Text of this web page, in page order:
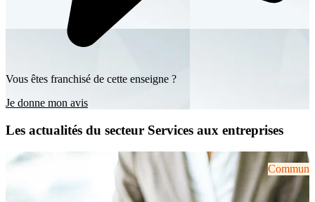
Vous êtes franchisé de cette enseigne ?
Je donne mon avis
Les actualités du secteur Services aux entreprises